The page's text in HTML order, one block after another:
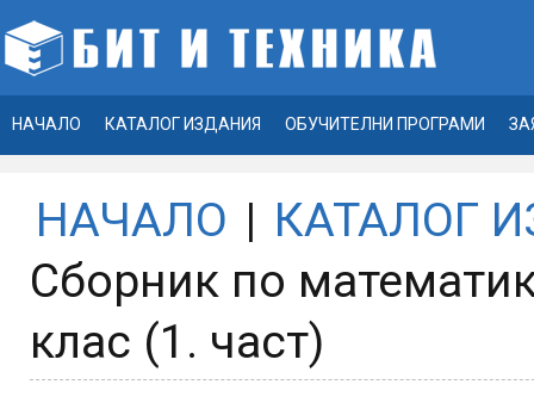
НАЧАЛО КАТАЛОГ ИЗДАНИЯ ОБУЧИТЕЛНИ ПРОГРАМИ
НАЧАЛО | КАТАЛОГ
Сборник по
клас (1. част)